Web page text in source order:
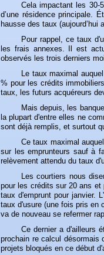
Celaimpactant les 30-
d’une résidence principale.
hausse des taux (aujourd’hui
Pourrappel, ce taux
les frais annexes. Il est
observés les trois derniers
Le taux maximal
% pour les crédits
taux, les futurs acquéreurs
Mais depuis, les
la plupart d'entre elles ne
sont déjà remplis, et surtout
Ce taux maximal
sur les emprunteurs sauf à
relèvement attendu du taux
Les courtiers nous
pour les crédits sur 20 ans et
taux d'emprunt pour janvier.
taux d'usure (une fois pris en
va de nouveau se refermer
Ce dernier a d'ailleurs
prochain re calcul désormais
projets bloqués en ce début